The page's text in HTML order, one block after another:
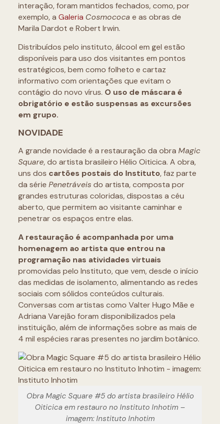
interação, foram mantidos fechados, como, por
exemplo, a Galeria Cosmococa e as obras de
Marila Dardot e Robert Irwin.
Distribuídos pelo instituto, álcool em gel estão
disponíveis para uso dos visitantes em pontos
estratégicos, bem como folheto e cartaz
informativo com orientações que evitam o
contágio do novo vírus. O uso de máscara é
obrigatório e estão suspensas as excursões
em grupo.
NOVIDADE
A grande novidade é a restauração da obra Magic
Square, do artista brasileiro Hélio Oiticica. A obra,
uns dos cartões postais do Instituto, faz parte
da série Penetráveisdo artista, composta por
grandes estruturas coloridas, dispostas a céu
aberto, que permitem ao visitante caminhar e
penetrar os espaços entre elas.
A restauração é acompanhada por uma
homenagem ao artista que entrou na
programação nas atividades virtuais
promovidas pelo Instituto, que vem, desde o início
das medidas de isolamento, alimentando as redes
sociais com sólidos conteúdos culturais.
Conversas com artistas como Valter Hugo Mãe e
Adriana Varejão foram disponibilizados pela
instituição, além de informações sobre as mais de
4 mil espécies raras presentes no jardim botânico.
Obra Magic Square #5 do artista brasileiro Hélio
Oiticica em restauro no Instituto Inhotim –
imagem: Instituto Inhotim